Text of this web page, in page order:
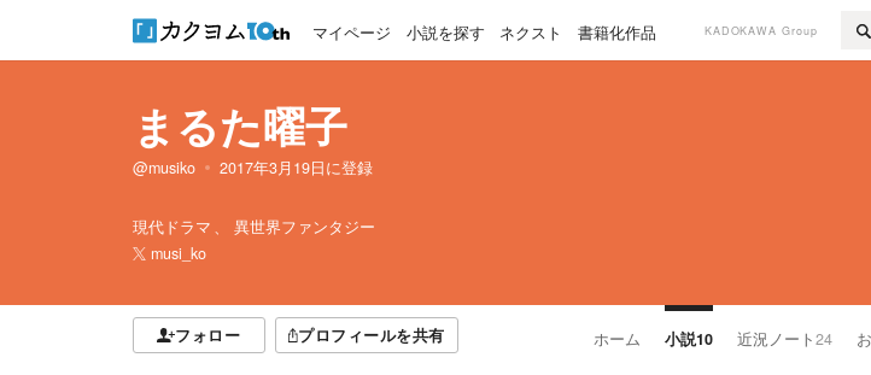
マイページ 小説を探す ネクスト 書籍化作品 KADOKAWA Group
まるた曜子
@musiko 2017年3月19日に登録
現代ドラマ
異世界ファンタジー
musi_ko
フォロー プロフィールを共有 ホーム 小説10 近況ノート24